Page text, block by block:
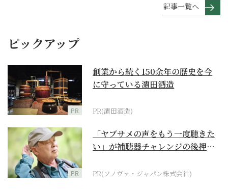
記事一覧へ
ピックアップ
PR
創業から続く150余年の歴史を今
に守っている濵田酒造
PR(濵田酒造)
PR
「ヤブサメの声をもう一度聴きた
い」が補聴器チャレンジの後押し
PR(ソノヴァ・ジャパン株式会社)